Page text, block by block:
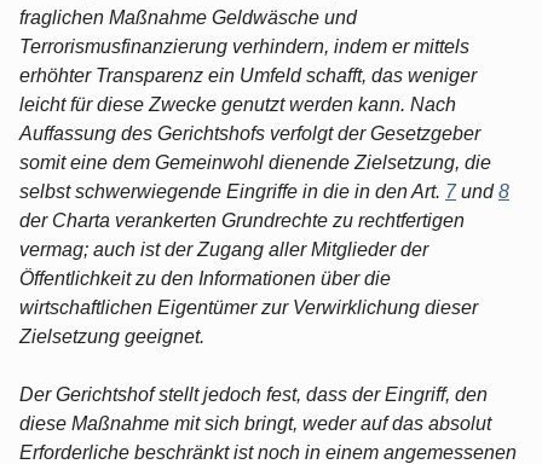
fraglichen Maßnahme Geldwäsche und
Terrorismusfinanzierung verhindern, indem er mittels
erhöhter Transparenz ein Umfeld schafft, das weniger
leicht für diese Zwecke genutzt werden kann. Nach
Auffassung des Gerichtshofs verfolgt der Gesetzgeber
somit eine dem Gemeinwohl dienende Zielsetzung, die
selbst schwerwiegende Eingriffe in die in den Art. 7und8
der Charta verankerten Grundrechte zu rechtfertigen
vermag; auch ist der Zugang aller Mitglieder der
Öffentlichkeit zu den Informationen über die
wirtschaftlichen Eigentümer zur Verwirklichung dieser
Zielsetzung geeignet.
Der Gerichtshof stellt jedoch fest, dass der Eingriff, den
diese Maßnahme mit sich bringt, weder auf das absolut
Erforderliche beschränkt ist noch in einem angemessenen